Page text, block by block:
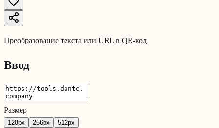
Преобразование текста или URL в QR-код
Ввод
Размер
128px 256px 512px